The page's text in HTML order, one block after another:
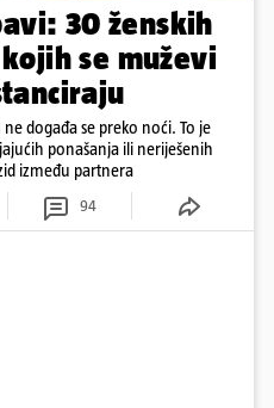
30 ženskih
se muževi
događa se preko noći. To je
ponašanja ili neriješenih
između partnera
94